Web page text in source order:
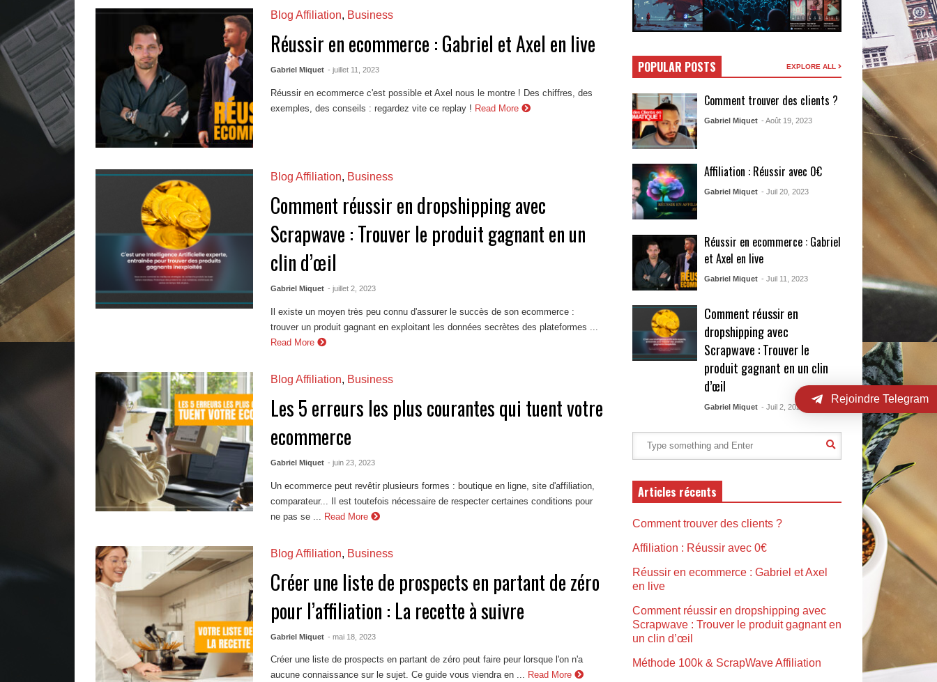
Blog Affiliation, Business
Réussir en ecommerce : Gabriel et Axel en live
Gabriel Miquet - juillet 11, 2023
Réussir en ecommerce c'est possible et Axel nous le montre ! Des chiffres, des
exemples, des conseils : regardez vite ce replay ! Read More
Blog Affiliation, Business
Comment réussir en dropshipping avec
Scrapwave : Trouver le produit gagnant en un
clin d’œil
Gabriel Miquet - juillet 2, 2023
Il existe un moyen très peu connu d'assurer le succès de son ecommerce :
trouver un produit gagnant en exploitant les données secrètes des plateformes ...
Read More
Blog Affiliation, Business
Les 5 erreurs les plus courantes qui tuent votre
ecommerce
Gabriel Miquet - juin 23, 2023
Un ecommerce peut revêtir plusieurs formes : boutique en ligne, site d'affiliation,
comparateur... Il est toutefois nécessaire de respecter certaines conditions pour
ne pas se ...
Read More
Blog Affiliation, Business
Créer une liste de prospects en partant de zéro
pour l’affiliation : La recette à suivre
Gabriel Miquet - mai 18, 2023
Créer une liste de prospects en partant de zéro peut faire peur lorsque l'on n'a
aucune connaissance sur le sujet. Ce guide vous viendra en ... Read More
POPULAR POSTS EXPLORE ALL
Comment trouver des clients ?
Gabriel Miquet - Août 19, 2023
Affiliation : Réussir avec 0€
Gabriel Miquet - Juil 20, 2023
Réussir en ecommerce : Gabriel
et Axel en live
Gabriel Miquet - Juil 11, 2023
Comment réussir en
dropshipping avec
Scrapwave : Trouver le
produit gagnant en un clin
d’œil
Gabriel Miquet - Juil 2, 2023
Articles récents
Comment trouver des clients ?
Affiliation : Réussir avec 0€
Réussir en ecommerce : Gabriel et Axel
en live
Comment réussir en dropshipping avec
Scrapwave : Trouver le produit gagnant en
un clin d’œil
Méthode 100k & ScrapWave Affiliation
Rejoindre Telegram